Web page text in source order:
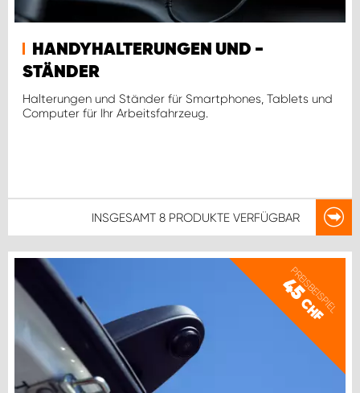
HANDYHALTERUNGEN UND -
STÄNDER
Halterungen und Ständer für Smartphones, Tablets und
Computer für Ihr Arbeitsfahrzeug.
INSGESAMT 8 PRODUKTE VERFÜGBAR
PREISBEISPIEL
45
CHF